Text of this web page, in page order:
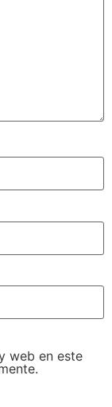
web en este